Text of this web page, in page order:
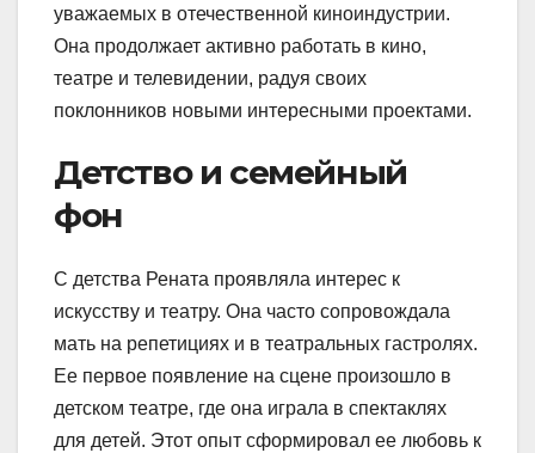
уважаемых в отечественной киноиндустрии.
Она продолжает активно работать в кино,
театре и телевидении, радуя своих
поклонников новыми интересными проектами.
Детство и семейный
фон
С детства Рената проявляла интерес к
искусству и театру. Она часто сопровождала
мать на репетициях и в театральных гастролях.
Ее первое появление на сцене произошло в
детском театре, где она играла в спектаклях
для детей. Этот опыт сформировал ее любовь к